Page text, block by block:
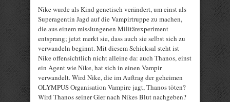
Nike wurde als Kind genetisch verändert, um einst als
Superagentin Jagd auf die Vampirtruppe zu machen,
die aus einem misslungenen Militärexperiment
entsprang; jetzt merkt sie, dass auch sie selbst sich zu
verwandeln beginnt. Mit diesem Schicksal steht ist
Nike offensichtlich nicht alleine da: auch Thanos, einst
ein Agent wie Nike, hat sich in einen Vampir
verwandelt. Wird Nike, die im Auftrag der geheimen
OLYMPUS Organisation Vampire jagt, Thanos töten?
Wird Thanos seiner Gier nach Nikes Blut nachgeben?